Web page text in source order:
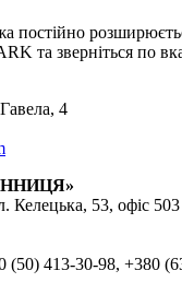
постійно
та зверніться по
4
Келецька, 53, офіс 503
413-30-98, +380